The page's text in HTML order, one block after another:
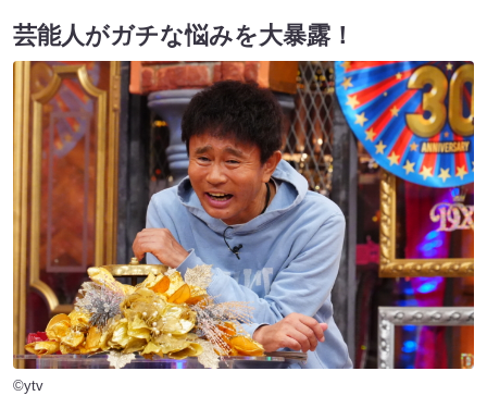
芸能人がガチな悩みを大暴露！
©ytv